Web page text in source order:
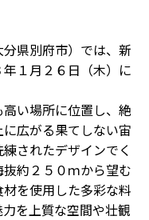
県別府市）では、新
１月２６日（木）に
い場所に位置し、絶
広がる果てしない宙
されたデザインでく
約２５０ｍから望む
を使用した多彩な料
を上質な空間や壮観